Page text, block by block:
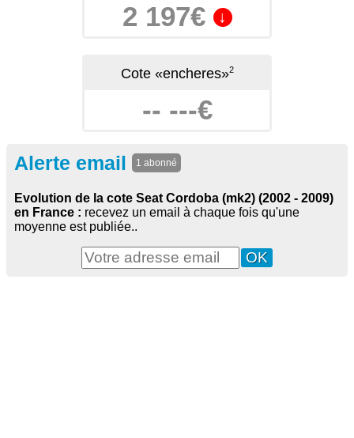
2 197€ ↓
Cote «encheres»2
-- ---€
Alerte email 1 abonné
Evolution de la cote Seat Cordoba (mk2) (2002 - 2009)
en France : recevez un email à chaque fois qu'une
moyenne est publiée..